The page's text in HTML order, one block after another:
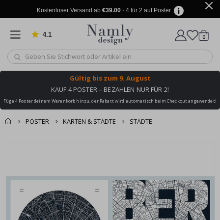
Kostenloser Versand ab €39.00· 4 für 2 auf Poster
4.1 von 1025 Bewertungen
Wagen
0
Gültig bis zum 9. August
KAUF 4 POSTER – BEZAHLEN NUR FÜR 2!
Füge 4 Poster deinem Warenkorb hinzu, der Rabatt wird automatisch beim Checkout angewendet!
POSTER KARTEN & STÄDTE STÄDTE
Bildgalerie
springen